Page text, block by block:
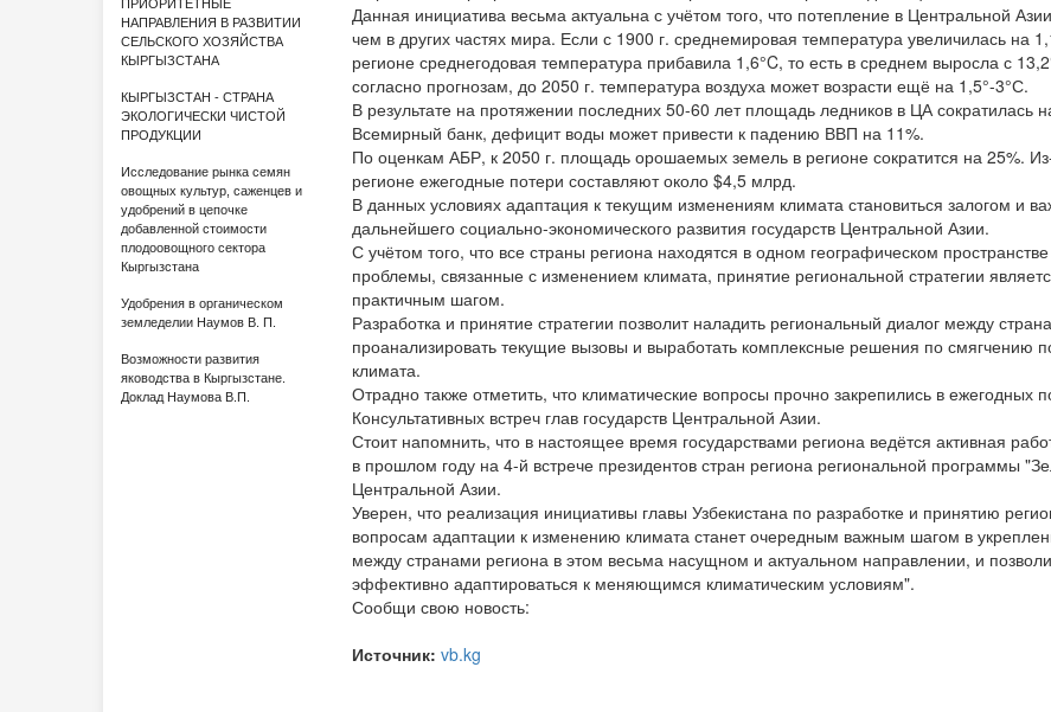
ПРИОРИТЕТНЫЕ
НАПРАВЛЕНИЯ В РАЗВИТИИ
СЕЛЬСКОГО ХОЗЯЙСТВА
КЫРГЫЗСТАНА
КЫРГЫЗСТАН - СТРАНА
ЭКОЛОГИЧЕСКИ ЧИСТОЙ
ПРОДУКЦИИ
Исследование рынка семян
овощных культур, саженцев и
удобрений в цепочке
добавленной стоимости
плодоовощного сектора
Кыргызстана
Удобрения в органическом
земледелии Наумов В. П.
Возможности развития
яководства в Кыргызстане.
Доклад Наумова В.П.
Данная инициатива весьма актуальна с учётом того, что потепление в Центральной
чем в других частях мира. Если с 1900 г. среднемировая температура увеличилась на
регионе среднегодовая температура прибавила 1,6°C, то есть в среднем выросла с
согласно прогнозам, до 2050 г. температура воздуха может возрасти ещё на 1,5°-3°С.
В результате на протяжении последних 50-60 лет площадь ледников в ЦА сократилась
Всемирный банк, дефицит воды может привести к падению ВВП на 11%.
По оценкам АБР, к 2050 г. площадь орошаемых земель в регионе сократится на 25%.
регионе ежегодные потери составляют около $4,5 млрд.
В данных условиях адаптация к текущим изменениям климата становиться залогом и
дальнейшего социально-экономического развития государств Центральной Азии.
С учётом того, что все страны региона находятся в одном географическом
проблемы, связанные с изменением климата, принятие региональной стратегии
практичным шагом.
Разработка и принятие стратегии позволит наладить региональный диалог между
проанализировать текущие вызовы и выработать комплексные решения по смягчению
климата.
Отрадно также отметить, что климатические вопросы прочно закрепились в ежегодных
Консультативных встреч глав государств Центральной Азии.
Стоит напомнить, что в настоящее время государствами региона ведётся активная
в прошлом году на 4-й встрече президентов стран региона региональной программы
Центральной Азии.
Уверен, что реализация инициативы главы Узбекистана по разработке и принятию
вопросам адаптации к изменению климата станет очередным важным шагом в
между странами региона в этом весьма насущном и актуальном направлении, и
эффективно адаптироваться к меняющимся климатическим условиям".
Сообщи свою новость:
Источник: vb.kg